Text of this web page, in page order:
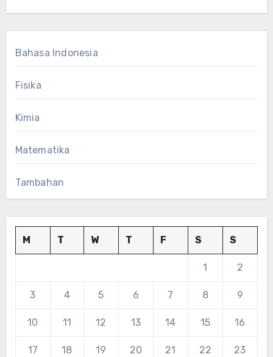
Bahasa Indonesia
Fisika
Kimia
Matematika
Tambahan
M T W T F S S
1 2
3 4 5 6 7 8 9
10 11 12 13 14 15 16
17 18 19 20 21 22 23